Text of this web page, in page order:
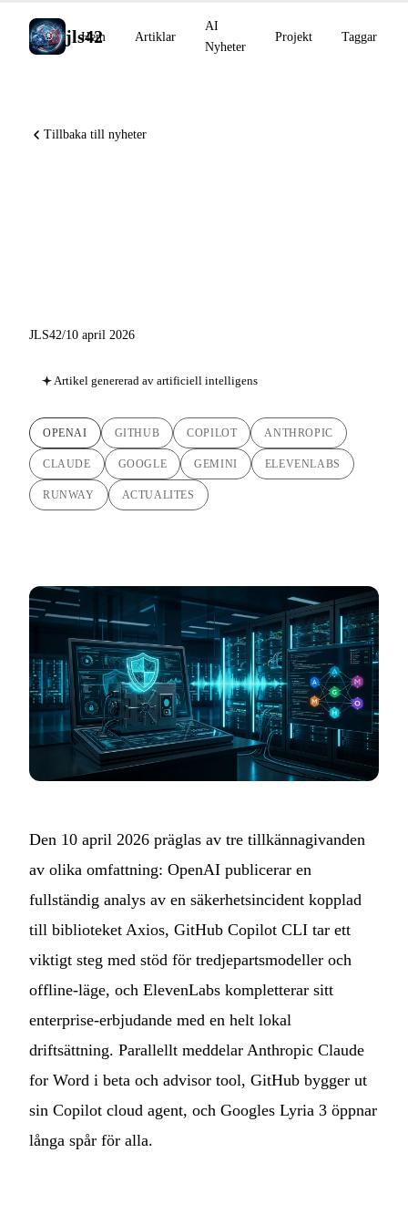
jls42
Hem Artiklar
AI
Nyheter
Projekt Taggar
Tillbaka till nyheter
JLS42/10 april 2026
Artikel genererad av artificiell intelligens
OPENAI GITHUB COPILOT ANTHROPIC
CLAUDE GOOGLE GEMINI ELEVENLABS
RUNWAY ACTUALITES
Den 10 april 2026 präglas av tre tillkännagivanden
av olika omfattning: OpenAI publicerar en
fullständig analys av en säkerhetsincident kopplad
till biblioteket Axios, GitHub Copilot CLI tar ett
viktigt steg med stöd för tredjepartsmodeller och
offline-läge, och ElevenLabs kompletterar sitt
enterprise-erbjudande med en helt lokal
driftsättning. Parallellt meddelar Anthropic Claude
for Word i beta och advisor tool, GitHub bygger ut
sin Copilot cloud agent, och Googles Lyria 3 öppnar
långa spår för alla.